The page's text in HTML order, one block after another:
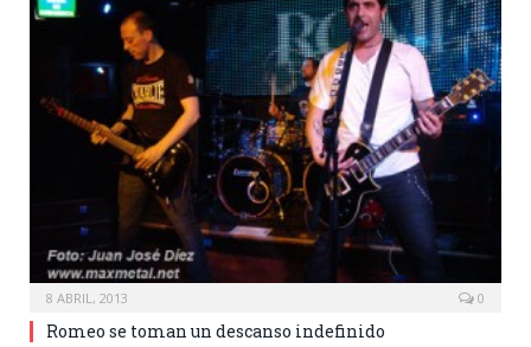
8 ABRIL, 2013 0
Romeo se toman un descanso indefinido